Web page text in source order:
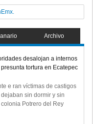
Archivo
desalojan a internos
tortura en Ecatepec
e ran víctimas de castigos
sin dormir y sin
Potrero del Rey